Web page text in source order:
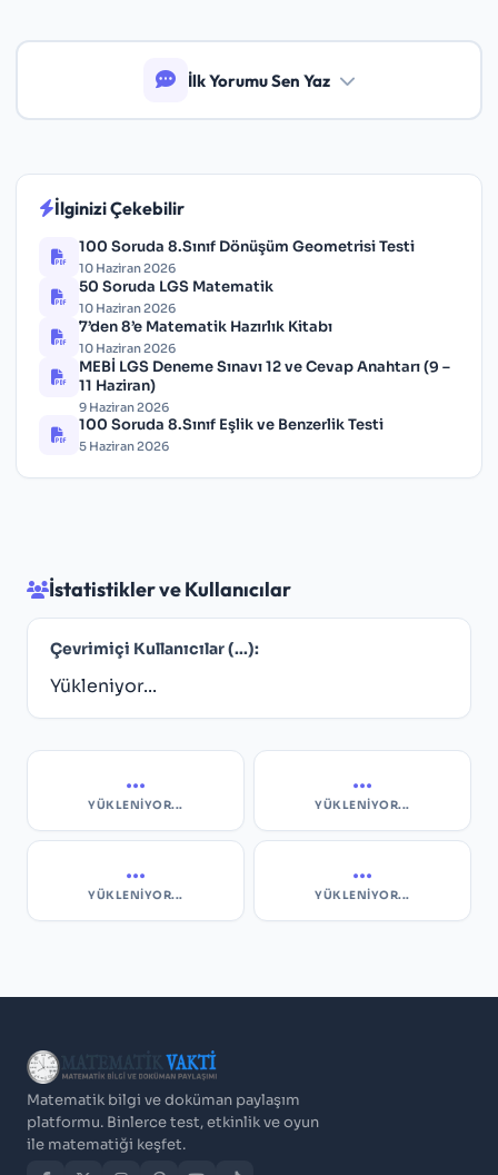
İlk Yorumu Sen Yaz
İlginizi Çekebilir
100 Soruda 8.Sınıf Dönüşüm Geometrisi Testi
10 Haziran 2026
50 Soruda LGS Matematik
10 Haziran 2026
7’den 8’e Matematik Hazırlık Kitabı
10 Haziran 2026
MEBİ LGS Deneme Sınavı 12 ve Cevap Anahtarı (9 –
11 Haziran)
9 Haziran 2026
100 Soruda 8.Sınıf Eşlik ve Benzerlik Testi
5 Haziran 2026
İstatistikler ve Kullanıcılar
Çevrimiçi Kullanıcılar (...):
Yükleniyor...
...
YÜKLENIYOR...
...
YÜKLENIYOR...
...
YÜKLENIYOR...
...
YÜKLENIYOR...
Matematik bilgi ve doküman paylaşım
platformu. Binlerce test, etkinlik ve oyun
ile matematiği keşfet.